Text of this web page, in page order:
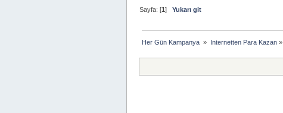
Sayfa: [1]Yukarı git
Her Gün Kampanya » Internetten Para Kazan»